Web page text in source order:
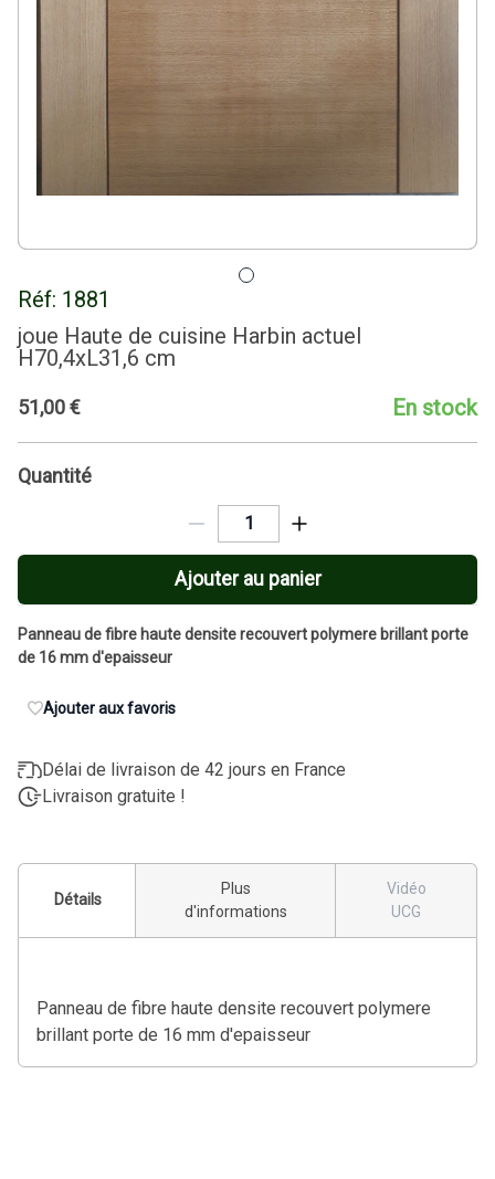
Réf: 1881
joue Haute de cuisine Harbin actuel
H70,4xL31,6 cm
51,00€ En stock
Quantité
Ajouter au panier
Panneau de fibre haute densite recouvert polymere brillant porte
de 16 mm d'epaisseur
Ajouter aux favoris
Délai de livraison de 42 jours en France
Livraison gratuite !
Détails
Plus
d'informations
Vidéo
UCG
Panneau de fibre haute densite recouvert polymere
brillant porte de 16 mm d'epaisseur